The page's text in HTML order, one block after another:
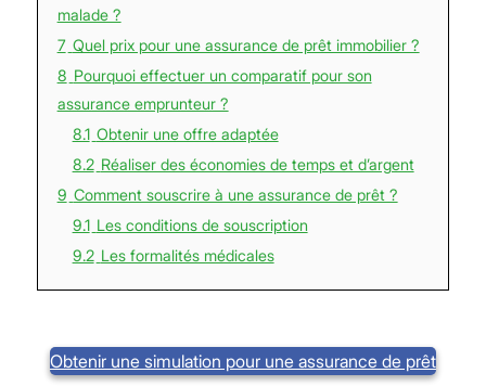
malade ?
7 Quel prix pour une assurance de prêt immobilier ?
8 Pourquoi effectuer un comparatif pour son
assurance emprunteur ?
8.1 Obtenir une offre adaptée
8.2 Réaliser des économies de temps et d’argent
9 Comment souscrire à une assurance de prêt ?
9.1 Les conditions de souscription
9.2 Les formalités médicales
Obtenir une simulation pour une assurance de prêt